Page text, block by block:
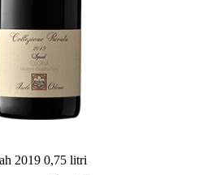
2019 0,75 litri